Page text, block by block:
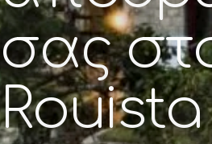
σας
Rouista